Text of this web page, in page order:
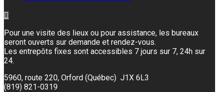
Pour une visite des lieux ou pour assistance, les bureaux
seront ouverts sur demande et rendez-vous.
Les entrepôts fixes sont accessibles 7 jours sur 7, 24h sur
24.
5960, route 220, Orford (Québec) J1X 6L3
(819) 821-0319